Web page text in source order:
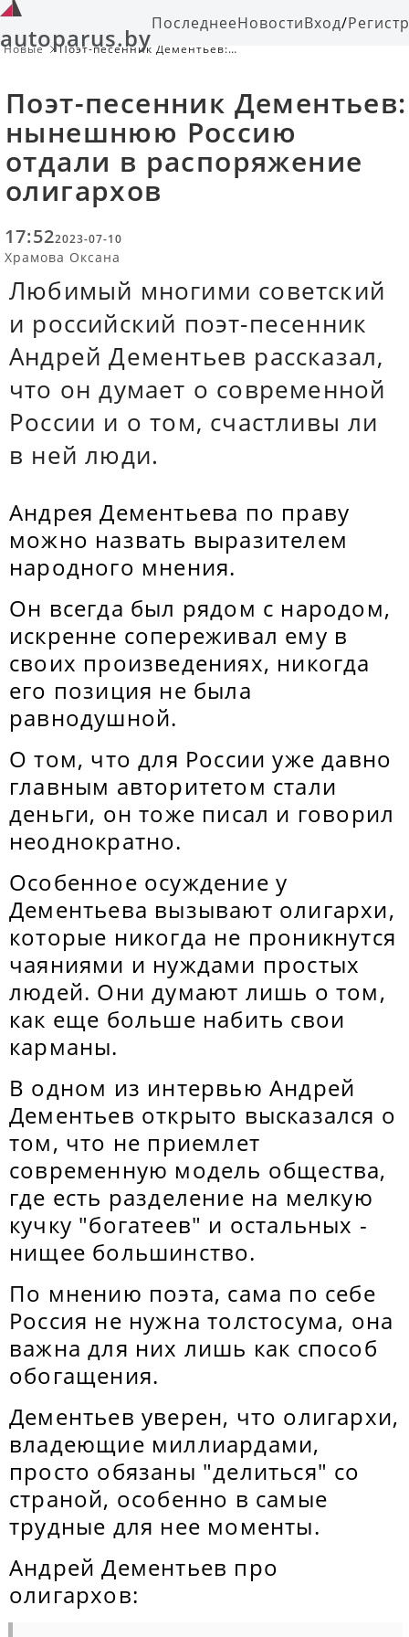
autoparus.byПоследнееНовостиВход/
Новые
Поэт-песенник Дементьев:
Поэт-песенник Дементьев:
нынешнюю Россию
отдали в распоряжение
олигархов
17:522023-07-10
Храмова Оксана
Любимый многими советский
и российский поэт-песенник
Андрей Дементьев рассказал,
что он думает о современной
России и о том, счастливы ли
в ней люди.
Андрея Дементьева по праву
можно назвать выразителем
народного мнения.
Он всегда был рядом с народом,
искренне сопереживал ему в
своих произведениях, никогда
его позиция не была
равнодушной.
О том, что для России уже давно
главным авторитетом стали
деньги, он тоже писал и говорил
неоднократно.
Особенное осуждение у
Дементьева вызывают олигархи,
которые никогда не проникнутся
чаяниями и нуждами простых
людей. Они думают лишь о том,
как еще больше набить свои
карманы.
В одном из интервью Андрей
Дементьев открыто высказался о
том, что не приемлет
современную модель общества,
где есть разделение на мелкую
кучку "богатеев" и остальных -
нищее большинство.
По мнению поэта, сама по себе
Россия не нужна толстосума, она
важна для них лишь как способ
обогащения.
Дементьев уверен, что олигархи,
владеющие миллиардами,
просто обязаны "делиться" со
страной, особенно в самые
трудные для нее моменты.
Андрей Дементьев про
олигархов: